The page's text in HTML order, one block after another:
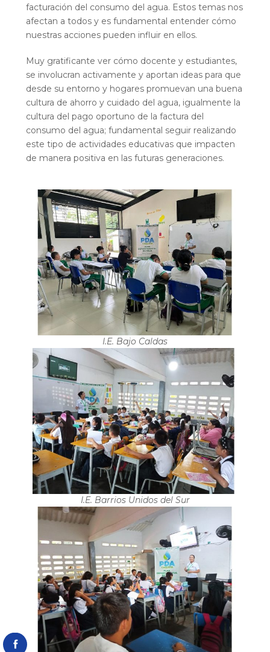
facturación del consumo del agua. Estos temas nos
afectan a todos y es fundamental entender cómo
nuestras acciones pueden influir en ellos.
Muy gratificante ver cómo docente y estudiantes,
se involucran activamente y aportan ideas para que
desde su entorno y hogares promuevan una buena
cultura de ahorro y cuidado del agua, igualmente la
cultura del pago oportuno de la factura del
consumo del agua; fundamental seguir realizando
este tipo de actividades educativas que impacten
de manera positiva en las futuras generaciones.
I.E. Bajo Caldas
I.E. Barrios Unidos del Sur